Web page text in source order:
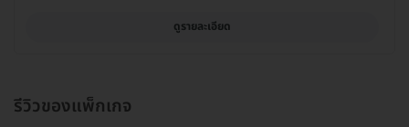
ดูรายละเอียด
รีวิวของแพ็กเกจ